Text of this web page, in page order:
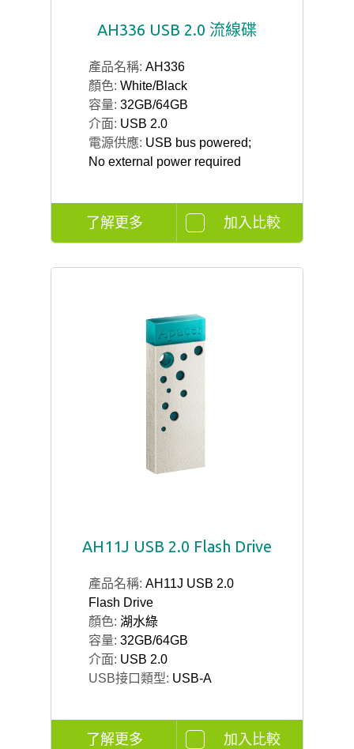
AH336 USB 2.0 流線碟
產品名稱: AH336
顏色: White/Black
容量: 32GB/64GB
介面: USB 2.0
電源供應: USB bus powered;
No external power required
了解更多 加入比較
AH11J USB 2.0 Flash Drive
產品名稱: AH11J USB 2.0
Flash Drive
顏色: 湖水綠
容量: 32GB/64GB
介面: USB 2.0
USB接口類型: USB-A
了解更多 加入比較